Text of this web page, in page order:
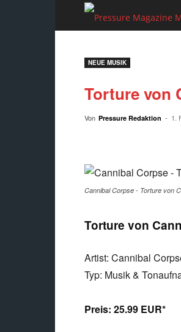
NEUE MUSIK
Torture von
Von Pressure Redaktion - 1.
Cannibal Corpse - Torture von
Torture von
Artist: Cannibal
Typ: Musik &
Preis: 25.99 EUR*